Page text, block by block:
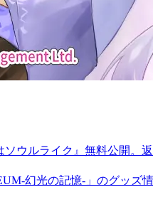
ウルライク』無料公開。
幻光の記憶-」のグッズ